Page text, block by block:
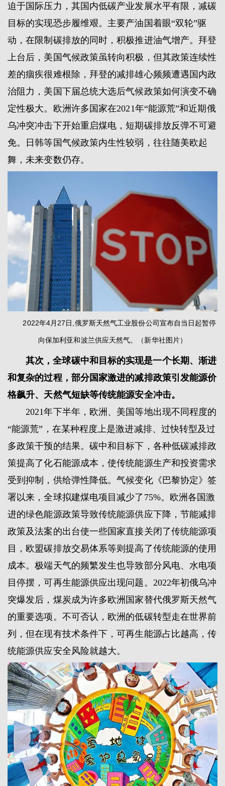
迫于国际压力，其国内低碳产业发展水平有限，减碳
目标的实现恐步履维艰。主要产油国着眼“双轮”驱
动，在限制碳排放的同时，积极推进油气增产。拜登
上台后，美国气候政策虽转向积极，但其政策连续性
差的痼疾很难根除，拜登的减排雄心频频遭遇国内政
治阻力，美国下届总统大选后气候政策如何演变不确
定性极大。欧洲许多国家在2021年“能源荒”和近期俄
乌冲突冲击下开始重启煤电，短期碳排放反弹不可避
免。日韩等国气候政策内生性较弱，往往随美欧起
舞，未来变数仍存。
2022年4月27日,俄罗斯天然气工业股份公司宣布自当日起暂停
向保加利亚和波兰供应天然气。（新华社图片）
其次，全球碳中和目标的实现是一个长期、渐进
和复杂的过程，部分国家激进的减排政策引发能源价
格飙升、天然气短缺等传统能源安全冲击。
2021年下半年，欧洲、美国等地出现不同程度的
“能源荒”，在某种程度上是激进减排、过快转型及过
多政策干预的结果。碳中和目标下，各种低碳减排政
策提高了化石能源成本，使传统能源生产和投资需求
受到抑制，供给弹性降低。气候变化《巴黎协定》签
署以来，全球拟建煤电项目减少了75%。欧洲各国激
进的绿色能源政策导致传统能源供应下降，节能减排
政策及法案的出台使一些国家直接关闭了传统能源项
目，欧盟碳排放交易体系等则提高了传统能源的使用
成本。极端天气的频繁发生也导致部分风电、水电项
目停摆，可再生能源供应出现问题。2022年初俄乌冲
突爆发后，煤炭成为许多欧洲国家替代俄罗斯天然气
的重要选项。不可否认，欧洲的低碳转型走在世界前
列，但在现有技术条件下，可再生能源占比越高，传
统能源供应安全风险就越大。